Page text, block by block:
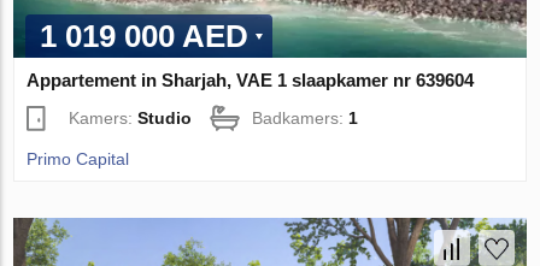
1 019 000 AED
Appartement in Sharjah, VAE 1 slaapkamer nr 639604
Kamers:Studio Badkamers: 1
Primo Capital